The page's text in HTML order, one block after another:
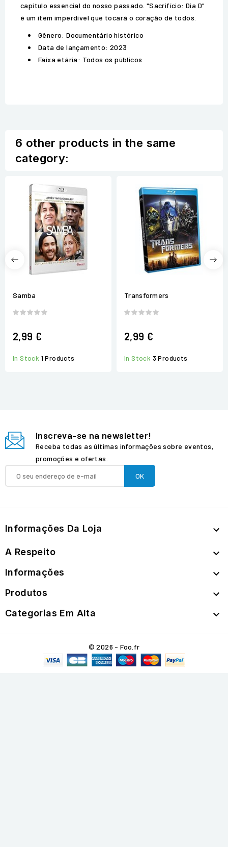
capítulo essencial do nosso passado. "Sacrifício: Dia D"
é um item imperdível que tocará o coração de todos.
Gênero: Documentário histórico
Data de lançamento: 2023
Faixa etária: Todos os públicos
6 other products in the same
category:
Samba
2,99 €
In Stock 1 Products
Transformers
2,99 €
In Stock 3 Products
Inscreva-se na newsletter!
Receba todas as últimas informações sobre eventos,
promoções e ofertas.
Informações Da Loja 
A Respeito 
Informações 
Produtos 
Categorias Em Alta 
© 2026 - Foo.fr